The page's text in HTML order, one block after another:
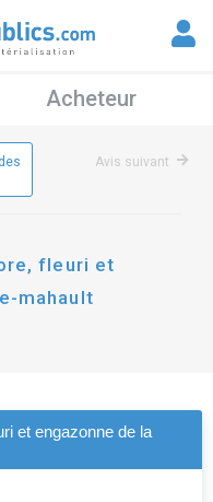
Acheteur
Avis suivant
fleuri et
mahault
et engazonne de la